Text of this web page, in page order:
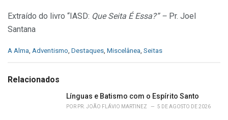
Extraído do livro “IASD: Que Seita É Essa?” – Pr. Joel
Santana
C
e
A Alma Adventismo Destaques Miscelânea Seitas
Relacionados
Línguas e Batismo com o Espírito Santo
POR PR. JOÃO FLÁVIO MARTINEZ 5 DE AGOSTO DE 2026